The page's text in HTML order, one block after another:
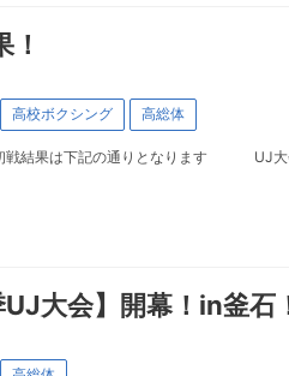
！
高校ボクシング 高総体
戦結果は下記の通りとなります UJ大
UJ大会】開幕！in釜